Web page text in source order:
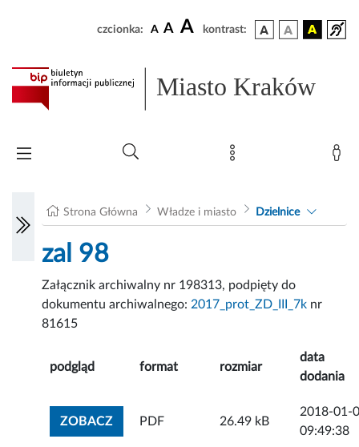
czcionka: A A A kontrast:
Miasto Kraków
Strona Główna Władze i miasto Dzielnice
zal 98
Załącznik archiwalny nr 198313, podpięty do
dokumentu archiwalnego: 2017_prot_ZD_III_7k nr
81615
podgląd format rozmiar
data
dodania
ZOBACZZOBACZ ZAŁĄCZNIK
PDF 26.49 kB
2018-01-
09:49:38